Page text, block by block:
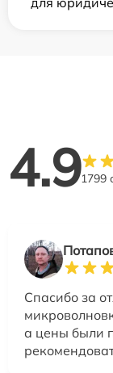
4.91799
Спасибо за
а цены были